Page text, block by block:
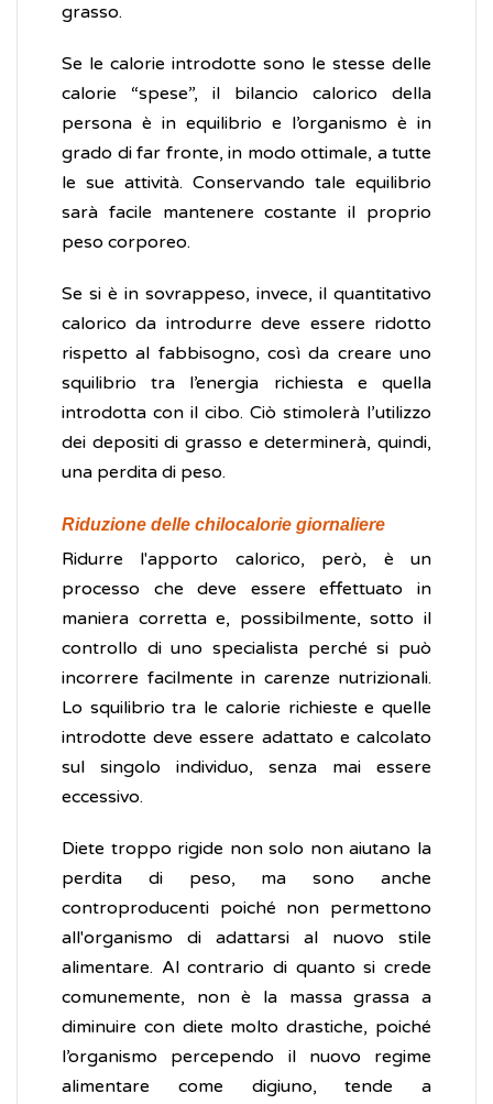
grasso.
Se le calorie introdotte sono le stesse delle
calorie “spese”, il bilancio calorico della
persona è in equilibrio e l’organismo è in
grado di far fronte, in modo ottimale, a tutte
le sue attività. Conservando tale equilibrio
sarà facile mantenere costante il proprio
peso corporeo.
Se si è in sovrappeso, invece, il quantitativo
calorico da introdurre deve essere ridotto
rispetto al fabbisogno, così da creare uno
squilibrio tra l’energia richiesta e quella
introdotta con il cibo. Ciò stimolerà l’utilizzo
dei depositi di grasso e determinerà, quindi,
una perdita di peso.
Riduzione delle chilocalorie giornaliere
Ridurre l'apporto calorico, però, è un
processo che deve essere effettuato in
maniera corretta e, possibilmente, sotto il
controllo di uno specialista perché si può
incorrere facilmente in carenze nutrizionali.
Lo squilibrio tra le calorie richieste e quelle
introdotte deve essere adattato e calcolato
sul singolo individuo, senza mai essere
eccessivo.
Diete troppo rigide non solo non aiutano la
perdita di peso, ma sono anche
controproducenti poiché non permettono
all'organismo di adattarsi al nuovo stile
alimentare. Al contrario di quanto si crede
comunemente, non è la massa grassa a
diminuire con diete molto drastiche, poiché
l’organismo percependo il nuovo regime
alimentare come digiuno, tende a